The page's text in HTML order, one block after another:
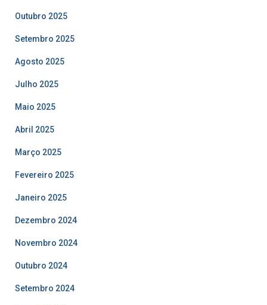
Outubro 2025
Setembro 2025
Agosto 2025
Julho 2025
Maio 2025
Abril 2025
Março 2025
Fevereiro 2025
Janeiro 2025
Dezembro 2024
Novembro 2024
Outubro 2024
Setembro 2024